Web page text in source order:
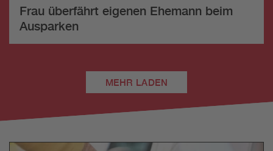
Frau überfährt eigenen Ehemann beim
Ausparken
MEHR LADEN